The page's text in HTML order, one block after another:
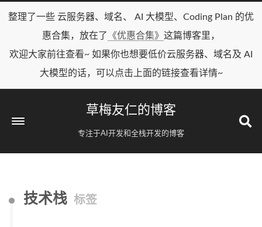
整理了一些 云服务器、域名、 AI 大模型、Coding Plan 的优
惠合集，放在了
《优惠合集》 这篇博客里，
欢迎大家前往查看~ 如果你也想要低价云服务器、域名及 AI
大模型的话，可以点击上面的链接查看详情~
草梅友仁的博客
专注于AI开发和全栈开发的博客
技术栈 标签